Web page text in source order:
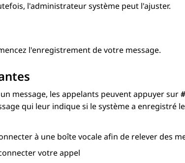
l'administrateur système peut l'ajuster.
l'enregistrement de votre message.
message, les appelants peuvent appuyer sur#
qui leur indique si le système a enregistré
à une boîte vocale afin de relever des
votre appel